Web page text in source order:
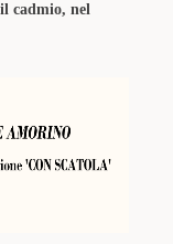
cadmio, nel